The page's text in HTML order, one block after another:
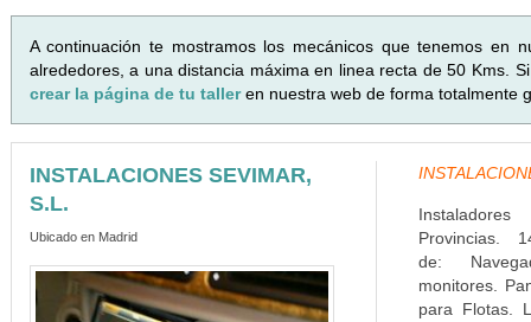
A continuación te mostramos los mecánicos que tenemos en
alrededores, a una distancia máxima en linea recta de 50 Kms.
crear la página de tu talleren nuestra web de forma totalmente
INSTALACIONES SEVIMAR,
S.L.
Ubicado en Madrid
Provincias.
de:
monitores.
para Flotas.